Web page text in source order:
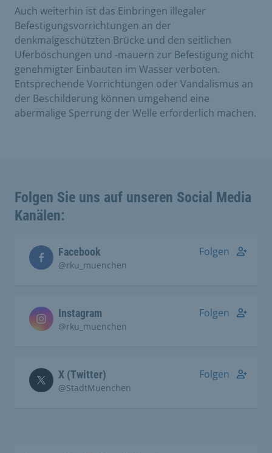
Auch weiterhin ist das Einbringen illegaler
Befestigungsvorrichtungen an der
denkmalgeschützten Brücke und den seitlichen
Uferböschungen und -mauern zur Befestigung nicht
genehmigter Einbauten im Wasser verboten.
Entsprechende Vorrichtungen oder Vandalismus an
der Beschilderung können umgehend eine
abermalige Sperrung der Welle erforderlich machen.
Folgen Sie uns auf unseren Social Media
Kanälen:
Facebook
@rku_muenchen
Folgen
Instagram
@rku_muenchen
Folgen
X (Twitter)
@StadtMuenchen
Folgen